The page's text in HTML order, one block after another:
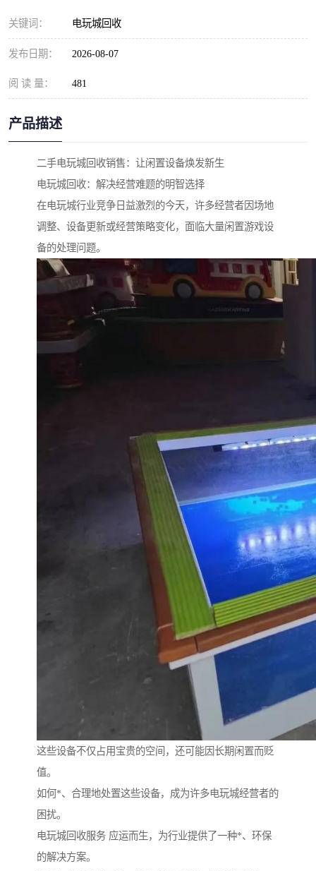
关键词： 电玩城回收
发布日期： 2026-08-07
阅 读 量： 481
产品描述
二手电玩城回收销售：让闲置设备焕发新生
电玩城回收：解决经营难题的明智选择
在电玩城行业竞争日益激烈的今天，许多经营者因场地
调整、设备更新或经营策略变化，面临大量闲置游戏设
备的处理问题。
这些设备不仅占用宝贵的空间，还可能因长期闲置而贬
值。
如何*、合理地处置这些设备，成为许多电玩城经营者的
困扰。
电玩城回收服务 应运而生，为行业提供了一种*、环保
的解决方案。